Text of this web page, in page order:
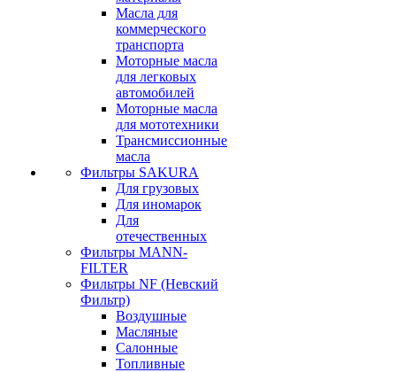
Масла для
коммерческого
транспорта
Моторные масла
для легковых
автомобилей
Моторные масла
для мототехники
Трансмиссионные
масла
Фильтры SAKURA
Для грузовых
Для иномарок
Для
отечественных
Фильтры MANN-
FILTER
Фильтры NF (Невский
Фильтр)
Воздушные
Масляные
Салонные
Топливные